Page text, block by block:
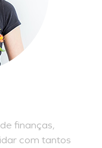
finanças,
com tantos